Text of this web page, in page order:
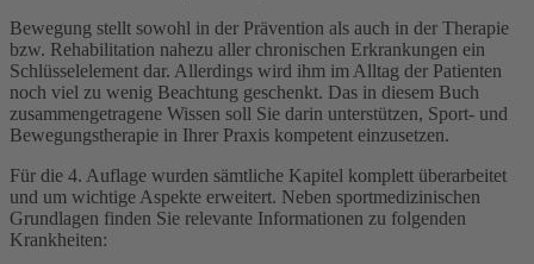
Bewegung stellt sowohl in der Prävention als auch in der Therapie
bzw. Rehabilitation nahezu aller chronischen Erkrankungen ein
Schlüsselelement dar. Allerdings wird ihm im Alltag der Patienten
noch viel zu wenig Beachtung geschenkt. Das in diesem Buch
zusammengetragene Wissen soll Sie darin unterstützen, Sport- und
Bewegungstherapie in Ihrer Praxis kompetent einzusetzen.
Für die 4. Auflage wurden sämtliche Kapitel komplett überarbeitet
und um wichtige Aspekte erweitert. Neben sportmedizinischen
Grundlagen finden Sie relevante Informationen zu folgenden
Krankheiten: